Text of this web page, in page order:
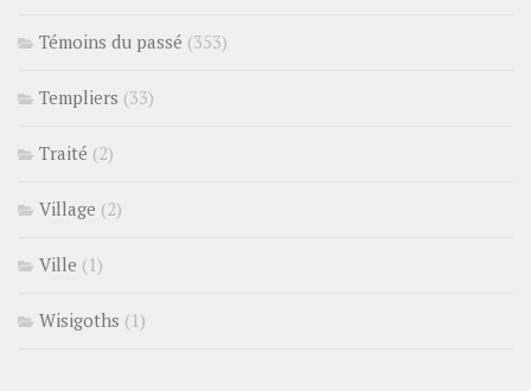
Témoins du passé (353)
Templiers (33)
Traité (2)
Village (2)
Ville (1)
Wisigoths (1)